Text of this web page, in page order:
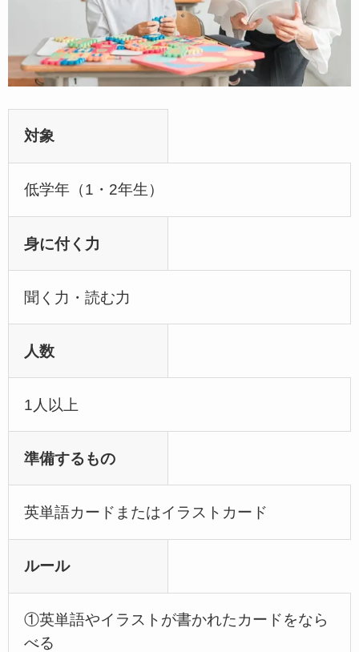
対象
低学年（1・2年生）
身に付く力
聞く力・読む力
人数
1人以上
準備するもの
英単語カードまたはイラストカード
ルール
①英単語やイラストが書かれたカードをなら
べる